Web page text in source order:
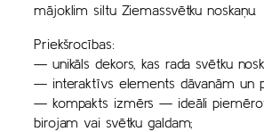
mājoklim siltu Ziemassvētku noskaņu.
Priekšrocības:
— unikāls dekors, kas rada svētku
— interaktīvs elements dāvanām un
— kompakts izmērs — ideāli
birojam vai svētku galdam;